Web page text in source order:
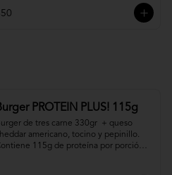
PROTEIN PLUS! 115g
de tres carne 330gr  + queso
americano, tocino y pepinillo.
115g de proteína por porción.